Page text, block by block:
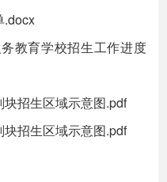
.docx
教育学校招生工作进度
招生区域示意图.pdf
招生区域示意图.pdf